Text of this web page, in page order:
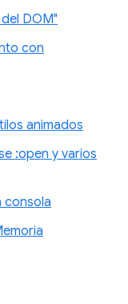
DOM"
con
animados
:open y varios
consola